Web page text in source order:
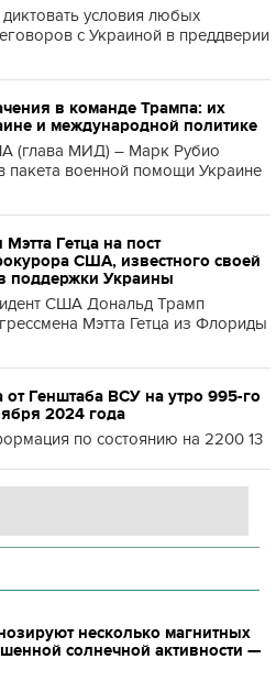
условия любых
с Украиной в преддверии
в команде Трампа: их
и международной политике
(глава МИД) – Марк Рубио
пакета военной помощи Украине
Гетца на пост
США, известного своей
поддержки Украины
США Дональд Трамп
Мэтта Гетца из Флориды
Генштаба ВСУ на утро 995-го
2024 года
по состоянию на 2200 13
несколько магнитных
солнечной активности —